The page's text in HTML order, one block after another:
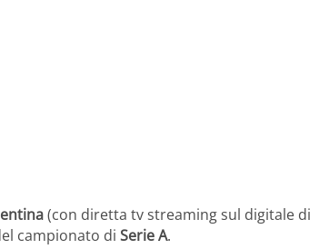
(con diretta tv streaming sul digitale di
campionato di Serie A.